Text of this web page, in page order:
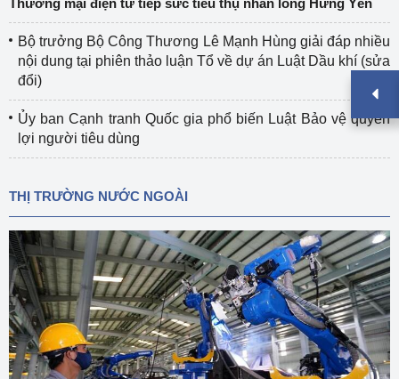
Thương mại điện tử tiếp sức tiêu thụ nhãn lồng Hưng Yên
Bộ trưởng Bộ Công Thương Lê Mạnh Hùng giải đáp nhiều
nội dung tại phiên thảo luận Tổ về dự án Luật Dầu khí (sửa
đổi)
Ủy ban Cạnh tranh Quốc gia phổ biến Luật Bảo vệ quyền
lợi người tiêu dùng
THỊ TRƯỜNG NƯỚC NGOÀI